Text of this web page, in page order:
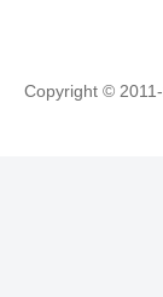
Copyright ©